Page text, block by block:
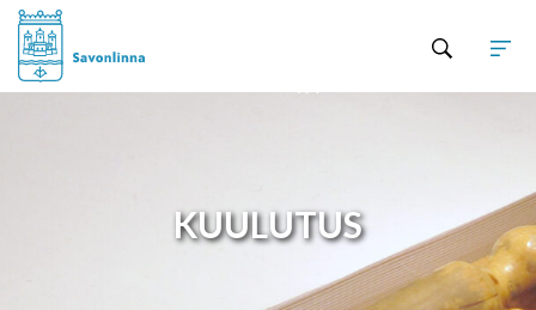
KUULUTUS